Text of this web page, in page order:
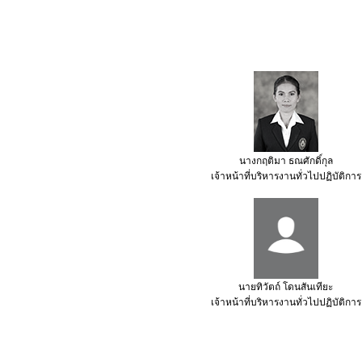
นางกฤติมา ธณศักดิ์กุล
เจ้าหน้าที่บริหารงานทั่วไปปฏิบัติการ
นายทิวัตถ์โดนสันเทียะ
เจ้าหน้าที่บริหารงานทั่วไปปฏิบัติการ